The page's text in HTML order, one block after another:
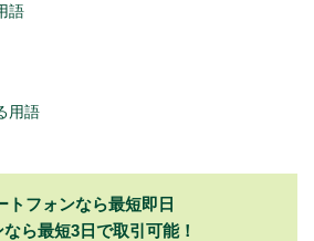
語
用語
トフォンなら最短即日
ら最短3日で取引可能！